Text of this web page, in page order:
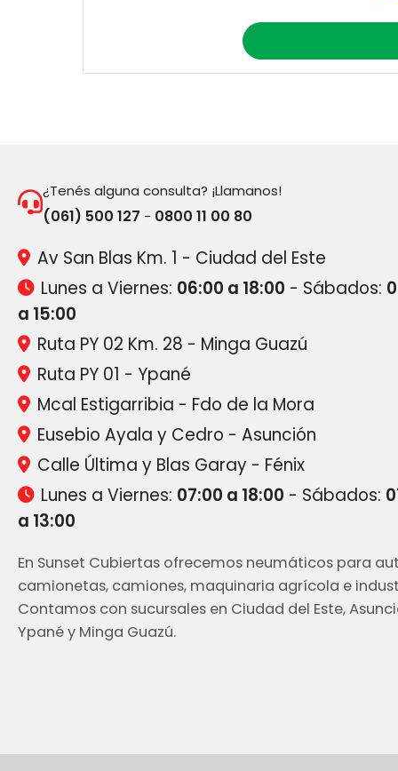
¿Tenés alguna consulta? ¡Llamanos!
(061) 500 127 - 0800 11 00 80
Av San Blas Km. 1 - Ciudad del Este
Lunes a Viernes: 06:00 a 18:00 - Sábados:
a 15:00
Ruta PY 02 Km. 28 - Minga Guazú
Ruta PY 01 - Ypané
Mcal Estigarribia - Fdo de la Mora
Eusebio Ayala y Cedro - Asunción
Calle Última y Blas Garay - Fénix
Lunes a Viernes: 07:00 a 18:00 - Sábados:
a 13:00
En Sunset Cubiertas ofrecemos neumáticos para
camionetas, camiones, maquinaria agrícola e
Contamos con sucursales en Ciudad del Este,
Ypané y Minga Guazú.